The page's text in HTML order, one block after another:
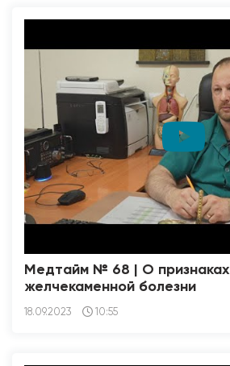
Медтайм № 68 | О признаках
желчекаменной болезни
18.09.2023 10:55